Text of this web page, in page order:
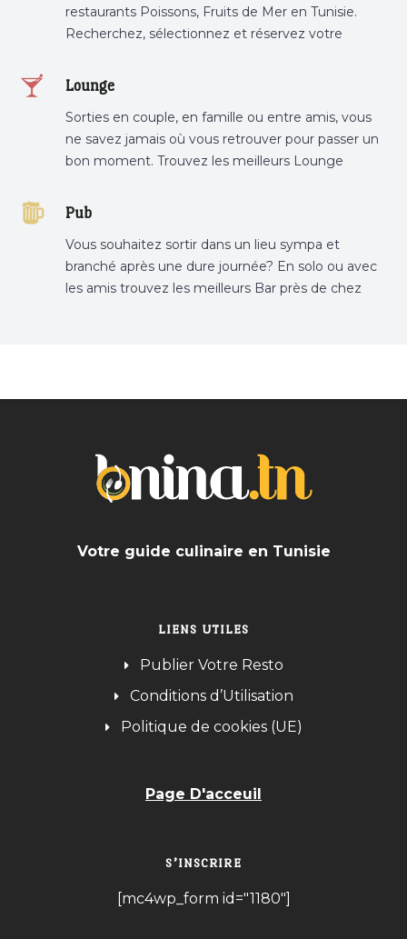
restaurants Poissons, Fruits de Mer en Tunisie.
Recherchez, sélectionnez et réservez votre
Lounge
Sorties en couple, en famille ou entre amis, vous
ne savez jamais où vous retrouver pour passer un
bon moment. Trouvez les meilleurs Lounge
Pub
Vous souhaitez sortir dans un lieu sympa et
branché après une dure journée? En solo ou avec
les amis trouvez les meilleurs Bar près de chez
Votre guide culinaire en Tunisie
LIENS UTILES
Publier Votre Resto
Conditions d’Utilisation
Politique de cookies (UE)
Page D'acceuil
S’INSCRIRE
[mc4wp_form id="1180"]